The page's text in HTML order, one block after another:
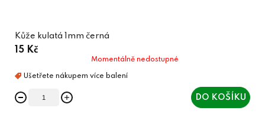
Kůže kulatá 1mm černá
15 Kč
Momentálně nedostupné
DO KOŠÍKU